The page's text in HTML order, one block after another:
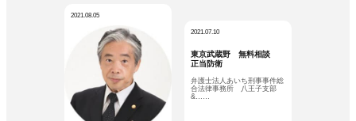
2021.08.05
2021.07.10
東京武蔵野 無料相談
正当防衛
弁護士法人あいち刑事事件総
合法律事務所 八王子支部
&……